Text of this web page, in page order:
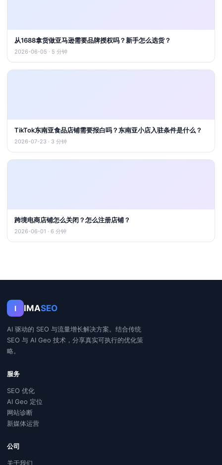
从1688拿货做亚马逊需要品牌授权吗？新手怎么选货？
2026-06-05 · 5 分钟
TikTok东南亚食品店铺需要报白吗？东南亚小店入驻条件是什么？
2026-07-23 · 3 分钟
跨境电商店铺怎么关闭？怎么注册店铺？
2026-06-01 · 6 分钟
I IMASEO
AI 驱动的 SEO 与流量增长解决方案。结合传统
SEO 与 AI Geo 技术，分享真实可执行的优化策
略。
服务
SEO 优化
AI Geo 定位
网站诊断
新媒体运营
公司
关于我们